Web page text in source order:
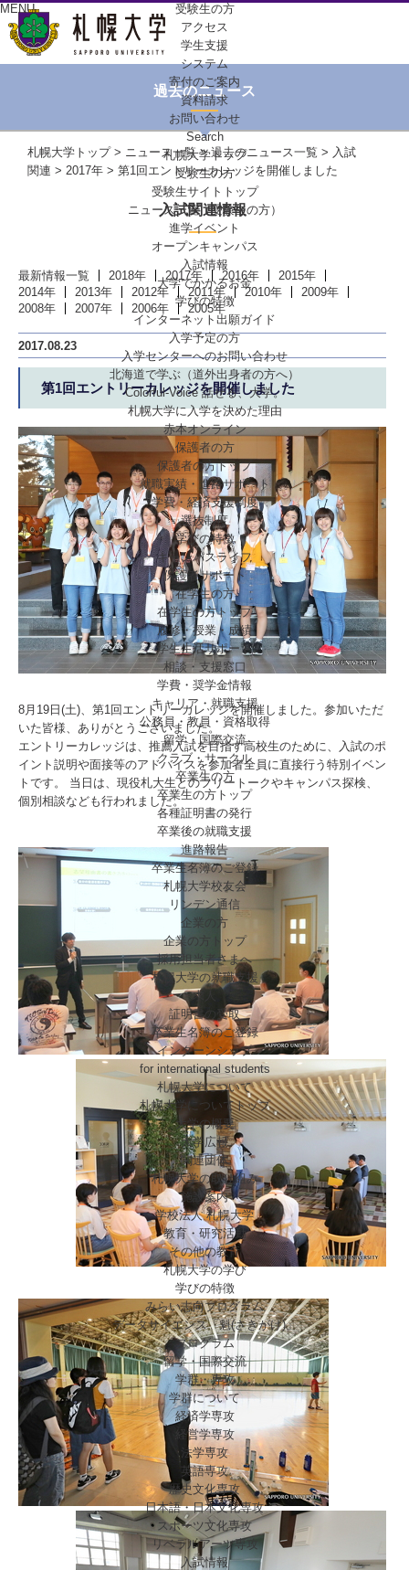
MENU
受験生の方
アクセス
学生支援
システム
寄付のご案内
資料請求
お問い合わせ
Search
札幌大学トップ
受験生の方
受験生サイトトップ
ニュース一覧（受験生の方）
進学イベント
オープンキャンパス
入試情報
大学でかかるお金
学びの特徴
インターネット出願ガイド
入学予定の方
入学センターへのお問い合わせ
北海道で学ぶ （道外出身者の方へ）
Colorful-Voice話せる、大学。
札幌大学に入学を決めた理由
赤本オンライン
保護者の方
保護者の方トップ
就職実績・進路サポート
学費・経済支援制度
選抜制度
学びの特徴
キャンパスライフ
保護者サポート
在学生の方
在学生の方トップ
履修・授業・成績
学生生活サポート
相談・支援窓口
学費・奨学金情報
キャリア・就職支援
公務員・教員・資格取得
留学・国際交流
クラブ・サークル
卒業生の方
卒業生の方トップ
各種証明書の発行
卒業後の就職支援
進路報告
卒業生名簿のご登録
札幌大学校友会
リンデン通信
企業の方
企業の方トップ
採用担当者さまへ
札幌大学の就職支援
求人
証明書の受取
卒業生名簿のご登録
インターンシップ
for international students
札幌大学について
札幌大学についてトップ
大学の概要
大学広報
関連団体
札幌大学の取り組み
施設案内
学校法人 札幌大学
教育・研究活動
その他の教育
札幌大学の学び
学びの特徴
みらい志向プログラム
データサイエンス「魁(さきがけ)」
プログラム
留学・国際交流
学群・専攻
学群について
経済学専攻
経営学専攻
法学専攻
英語専攻
歴史文化専攻
日本語・日本文化専攻
スポーツ文化専攻
リベラルアーツ専攻
入試情報
過去のニュース
札幌大学トップ> ニュース一覧>過去のニュース一覧 > 入試
関連 > 2017年 > 第1回エントリーカレッジを開催しました
入試関連情報
最新情報一覧 2018年 2017年 2016年
2015年
2014年
2013年 2012年 2011年 2010年
2009年
2008年
2007年 2006年 2005年
2017.08.23
第1回エントリーカレッジを開催しました
8月19日(土)、第1回エントリーカレッジを開催しました。参加いただ
いた皆様、ありがとうございました。
エントリーカレッジは、推薦入試を目指す高校生のために、入試のポ
イント説明や面接等のアドバイスを参加者全員に直接行う特別イベン
トです。 当日は、現役札大生とのフリートークやキャンパス探検、
個別相談なども行われました。